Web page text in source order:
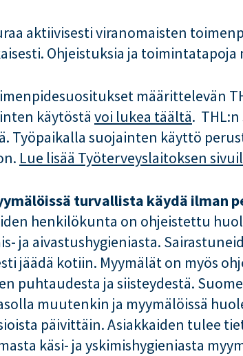
aktiivisesti viranomaisten
Ohjeistuksia ja
määrittelevän
käytöstä voi lukea täältä. THL:n
Työpaikalla suojainten käyttö
Lue lisää Työterveyslaitoksen
turvallista käydä ilman
henkilökunta on ohjeistettu
ja aivastushygieniasta.
jäädä kotiin. Myymälät on myös
puhtaudesta ja siisteydestä.
muutenkin ja myymälöissä
päivittäin. Asiakkaiden tulee
käsi- ja yskimishygieniasta